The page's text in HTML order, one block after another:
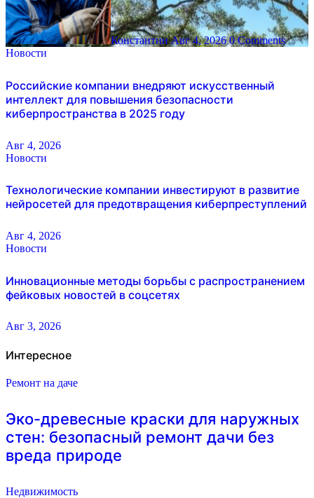
КонстантинАвг 4, 2026 0 Comments
Новости
Российские компании внедряют искусственный
интеллект для повышения безопасности
киберпространства в 2025 году
Авг 4, 2026
Новости
Технологические компании инвестируют в развитие
нейросетей для предотвращения киберпреступлений
Авг 4, 2026
Новости
Инновационные методы борьбы с распространением
фейковых новостей в соцсетях
Авг 3, 2026
Интересное
Ремонт на даче
Эко-древесные краски для наружных
стен: безопасный ремонт дачи без
вреда природе
Недвижимость